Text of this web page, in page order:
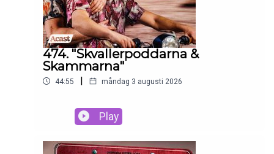
474. "Skvallerpoddarna &
Skammarna"
44:55 | måndag 3 augusti 2026
Play